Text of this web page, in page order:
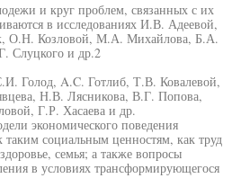
и круг проблем, связанных с их
в исследованиях И.В. Адеевой,
О.Н. Козловой, М.А. Михайлова, Б.А.
Слуцкого и др.2
Голод, A.C. Готлиб, Т.В. Ковалевой,
Н.В. Лясникова, В.Г. Попова,
Г.Р. Хасаева и др.
экономического поведения
социальным ценностям, как труд
семья; а также вопросы
в условиях трансформирующегося